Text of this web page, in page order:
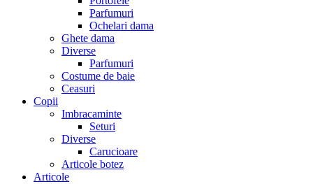
Parfumuri
Ochelari dama
Ghete dama
Diverse
Parfumuri
Costume de baie
Ceasuri
Copii
Imbracaminte
Seturi
Diverse
Carucioare
Articole botez
Articole